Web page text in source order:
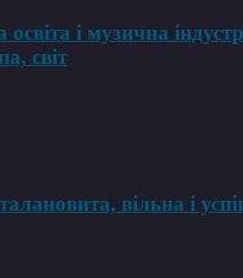
і музична
світ
вільна і